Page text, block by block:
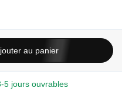
au panier
5 jours ouvrables